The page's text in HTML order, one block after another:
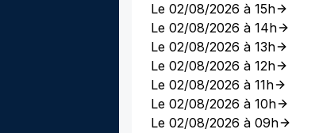
Le 02/08/2026 à 15h
Le 02/08/2026 à 14h
Le 02/08/2026 à 13h
Le 02/08/2026 à 12h
Le 02/08/2026 à 11h
Le 02/08/2026 à 10h
Le 02/08/2026 à 09h